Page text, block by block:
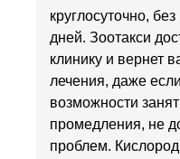
круглосуточно,
дней. Зоотакси
клинику и вернет
лечения, даже
возможности
промедления, не
проблем.